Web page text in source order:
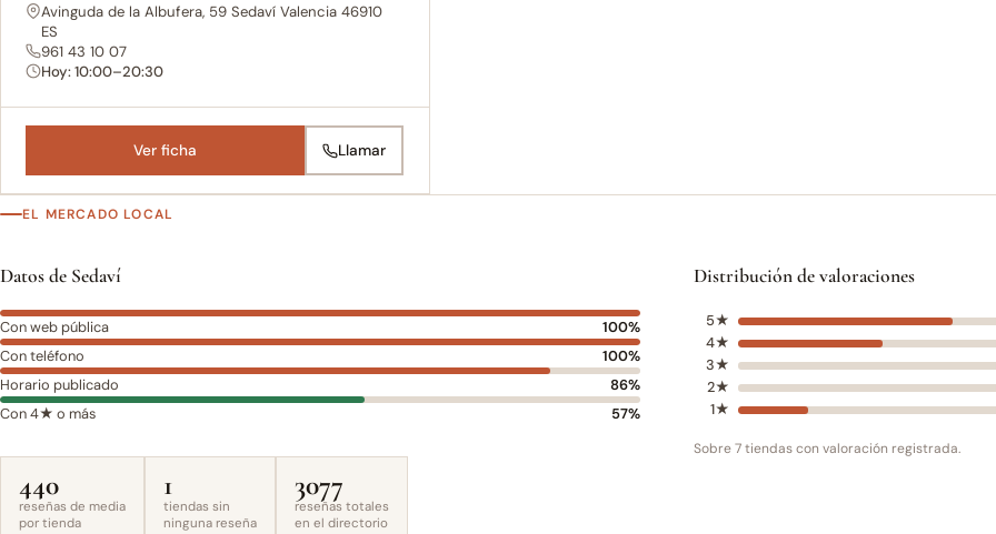
Avinguda de la Albufera, 59 Sedaví Valencia 46910
ES
961 43 10 07
Hoy: 10:00–20:30
Ver ficha Llamar
EL MERCADO LOCAL
Datos de Sedaví
Con web pública
100%
Con teléfono
100%
Horario publicado
86%
Con 4★ o más
57%
440
reseñas de media
por tienda
1
tiendas sin
ninguna reseña
3077
reseñas totales
en el directorio
Distribución de valoraciones
5★
4★
3★
2★
1★
Sobre 7 tiendas con valoración registrada.